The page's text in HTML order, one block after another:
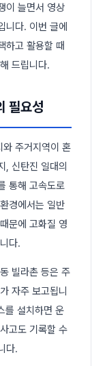
이 늘면서 영상
니다. 이번 글에
하고 활용할 때
드립니다.
필요성
와 주거지역이 혼
, 신탄진 일대의
통해 고속도로
경에서는 일반
문에 고화질 영
다.
빌라촌 등은 주
자주 보고됩니
를 설치하면 운
고도 기록할 수
다.